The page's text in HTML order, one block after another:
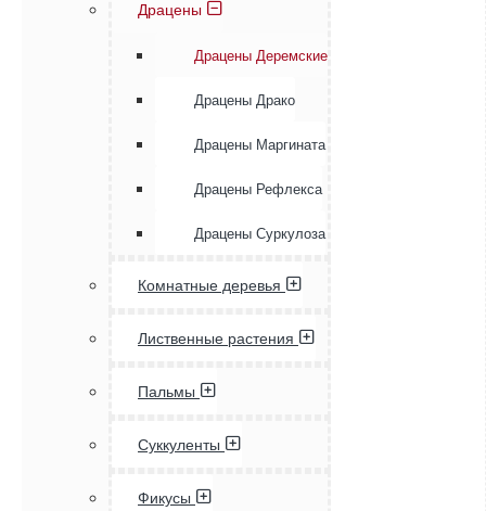
Драцены
Драцены Деремские
Драцены Драко
Драцены Маргината
Драцены Рефлекса
Драцены Суркулоза
Комнатные деревья
Лиственные растения
Пальмы
Суккуленты
Фикусы